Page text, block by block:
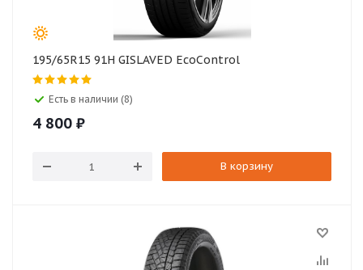
195/65R15 91H GISLAVED EcoControl
Есть в наличии (8)
4 800 ₽
В корзину